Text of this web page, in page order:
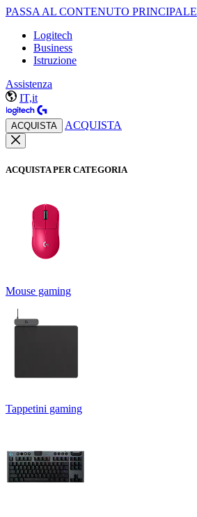
PASSA AL CONTENUTO PRINCIPALE
Logitech
Business
Istruzione
Assistenza
IT,it
ACQUISTA ACQUISTA
ACQUISTA PER CATEGORIA
Mouse gaming
Tappetini gaming